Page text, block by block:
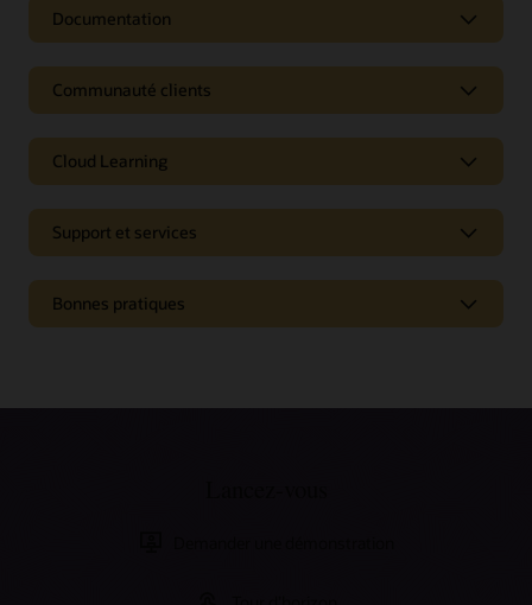
Documentation
Communauté clients
Cloud Learning
Support et services
Bonnes pratiques